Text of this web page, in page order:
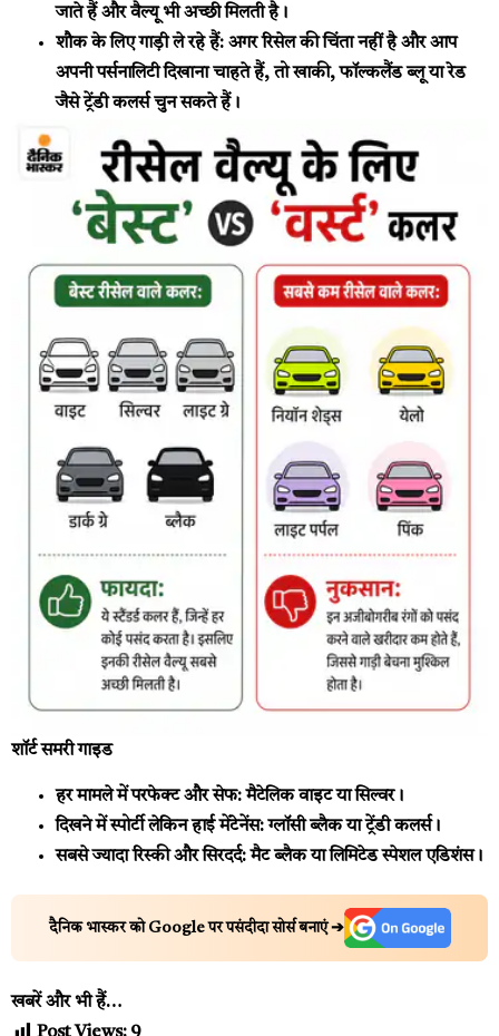
जाते हैं और वैल्यू भी अच्छी मिलती है।
शौक के लिए गाड़ी ले रहे हैं: अगर रिसेल की चिंता नहीं है और आप
अपनी पर्सनालिटी दिखाना चाहते हैं, तो खाकी, फॉल्कलैंड ब्लू या रेड
जैसे ट्रेंडी कलर्स चुन सकते हैं।
शॉर्ट समरी गाइड
हर मामले में परफेक्ट और सेफ:मैटेलिक वाइट या सिल्वर।
दिखने में स्पोर्टी लेकिन हाई मेंटेनेंस:ग्लॉसी ब्लैक या ट्रेंडी कलर्स।
सबसे ज्यादा रिस्की और सिरदर्द:मैट ब्लैक या लिमिटेड स्पेशल एडिशंस।
दैनिक भास्कर को Google पर पसंदीदा सोर्स बनाएं ➔
खबरें और भी हैं…